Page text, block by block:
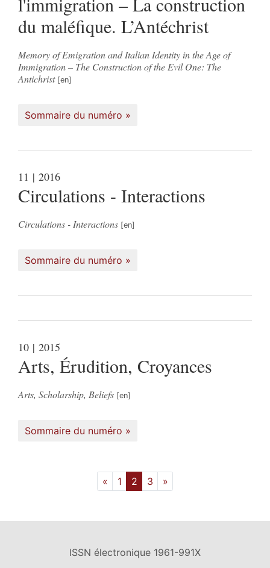
du maléfique. L’Antéchrist
Memory of Emigration and Italian Identity in the Age of
Immigration – The Construction of the Evil One: The
Antichrist
Sommaire du numéro
11 | 2016
Circulations - Interactions
Circulations - Interactions
Sommaire du numéro
10 | 2015
Arts, Érudition, Croyances
Arts, Scholarship, Beliefs
Sommaire du numéro
« 1 2 3 »
ISSN électronique 1961-991X